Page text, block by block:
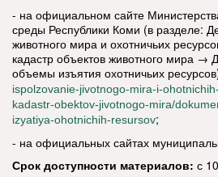
- на официальном сайте
среды Республики Коми (в разделе:
животного мира и охотничьих
кадастр объектов животного мира
объемы изъятия охотничьих
ispolzovanie-jivotnogo-mira-i-
kadastr-obektov-jivotnogo-mira/
izyatiya-ohotnichih-resursov;
- на официальных сайтах
Срок доступности материалов: с